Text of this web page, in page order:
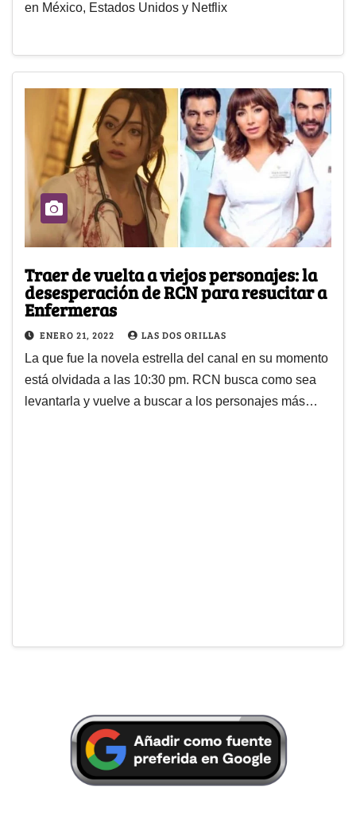
en México, Estados Unidos y Netflix
Traer de vuelta a viejos personajes: la
desesperación de RCN para resucitar a
Enfermeras
ENERO 21, 2022 LAS DOS ORILLAS
La que fue la novela estrella del canal en su momento
está olvidada a las 10:30 pm. RCN busca como sea
levantarla y vuelve a buscar a los personajes más…